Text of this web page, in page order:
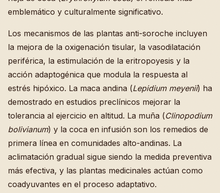
emblemático y culturalmente significativo.
Los mecanismos de las plantas anti-soroche incluyen
la mejora de la oxigenación tisular, la vasodilatación
periférica, la estimulación de la eritropoyesis y la
acción adaptogénica que modula la respuesta al
estrés hipóxico. La maca andina (Lepidium meyenii) ha
demostrado en estudios preclínicos mejorar la
tolerancia al ejercicio en altitud. La muña (Clinopodium
bolivianum) y la coca en infusión son los remedios de
primera línea en comunidades alto-andinas. La
aclimatación gradual sigue siendo la medida preventiva
más efectiva, y las plantas medicinales actúan como
coadyuvantes en el proceso adaptativo.